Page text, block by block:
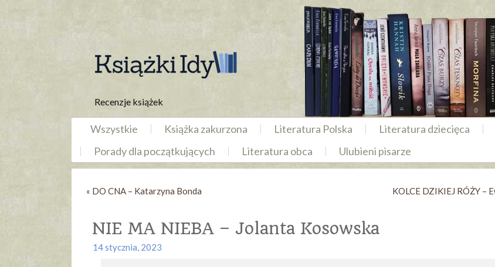
Recenzje książek
Wszystkie Książka zakurzona Literatura Polska Literatura dziecięca
Porady dla początkujących
Literatura obca Ulubieni pisarze
« DO CNA – Katarzyna Bonda KOLCE DZIKIEJ RÓŻY –
NIE MA NIEBA – Jolanta Kosowska
14 stycznia, 2023